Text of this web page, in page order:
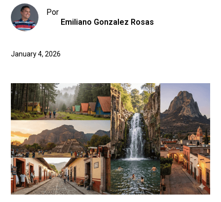
Por
Emiliano Gonzalez Rosas
January 4, 2026